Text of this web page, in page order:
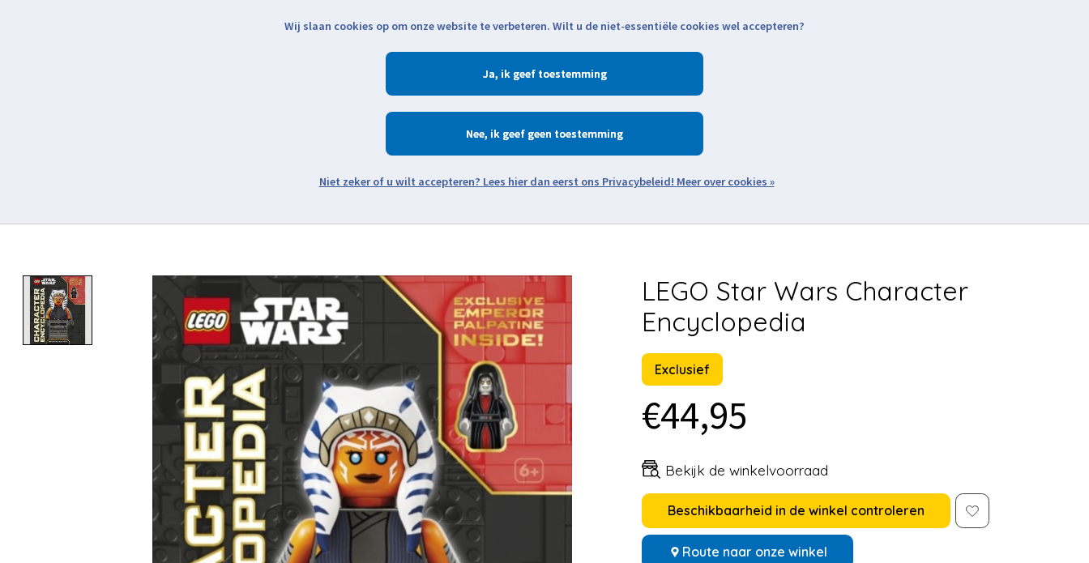
Zoeken
Product image slideshow Items
LEGO Star Wars Character
Encyclopedia
Exclusief
€44,95
Bekijk de winkelvoorraad
Beschikbaarheid in de winkel controleren
Route naar onze winkel
Wij slaan cookies op om onze website te verbeteren. Wilt u de niet-essentiële cookies wel accepteren?
Ja
Nee
Meer over cookies »